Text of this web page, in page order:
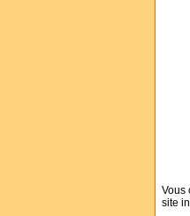
Vous
site